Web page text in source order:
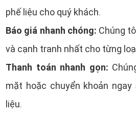
phế liệu cho quý khách.
Báo giá nhanh chóng: Chúng
và cạnh tranh nhất cho từng
Thanh toán nhanh gọn:
mặt hoặc chuyển khoản
liệu.